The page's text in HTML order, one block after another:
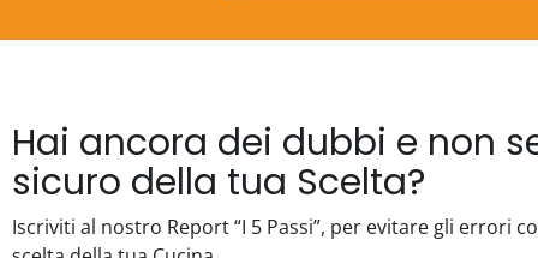
Hai ancora dei dubbi e non
sicuro della tua Scelta?
Iscriviti al nostro Report “I 5 Passi”, per evitare gli errori